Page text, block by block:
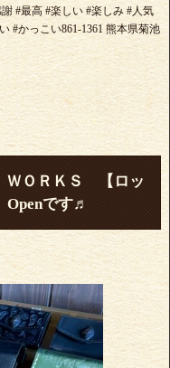
#最高 #楽しい #楽しみ #人気
#かっこい861-1361 熊本県菊池
ＯＲＫＳ 【ロッ
Openです♬